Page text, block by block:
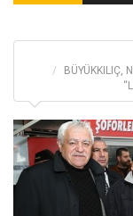
BÜYÜKKILIÇ,